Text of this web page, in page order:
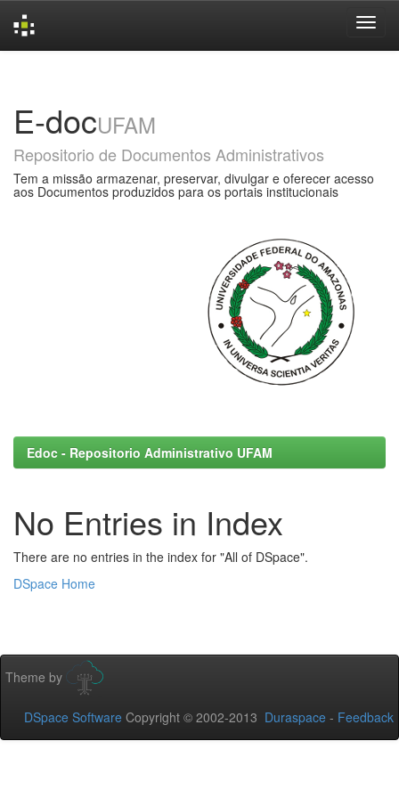
E-docUFAM
Repositorio de Documentos Administrativos
Tem a missão armazenar, preservar, divulgar e oferecer acesso
aos Documentos produzidos para os portais institucionais
Edoc - Repositorio Administrativo UFAM
No Entries in Index
There are no entries in the index for "All of DSpace".
DSpace Home
Theme by
DSpace Software Copyright © 2002-2013 Duraspace - Feedback